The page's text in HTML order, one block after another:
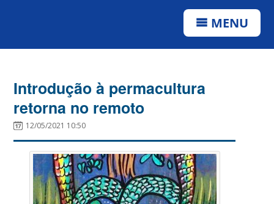
MENU
Introdução à permacultura
retorna no remoto
12/05/2021 10:50